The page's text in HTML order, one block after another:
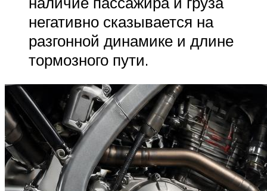
негативно сказывается на
разгонной динамике и длине
тормозного пути.